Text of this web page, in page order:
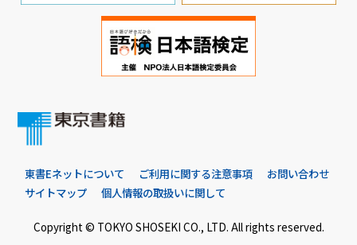
東書Eネットについて ご利用に関する注意事項
お問い合わせ
サイトマップ
個人情報の取扱いに関して
Copyright © TOKYO SHOSEKI CO., LTD. All rights reserved.